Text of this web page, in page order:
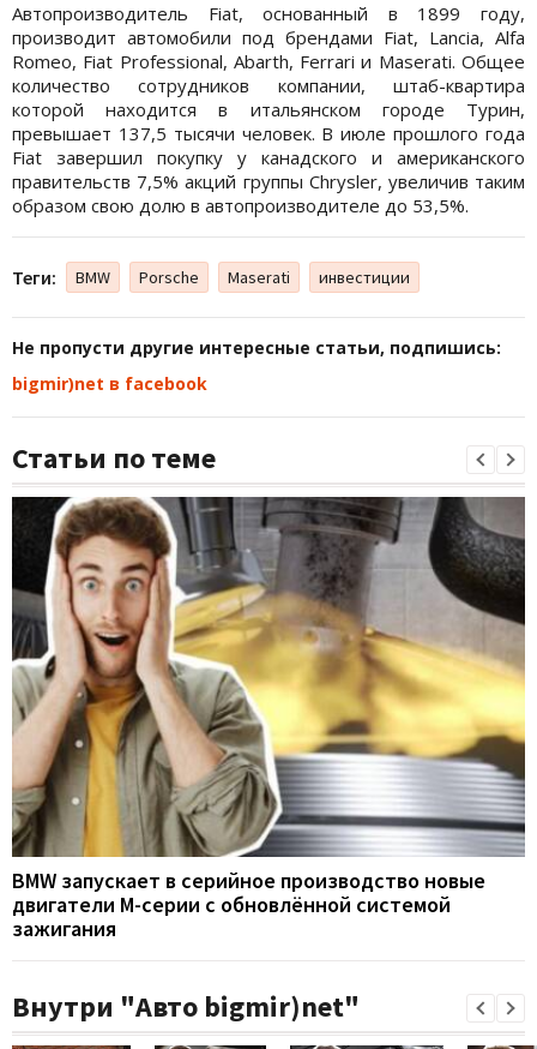
Автопроизводитель Fiat, основанный в 1899 году,
производит автомобили под брендами Fiat, Lancia, Alfa
Romeo, Fiat Professional, Abarth, Ferrari и Maserati. Общее
количество сотрудников компании, штаб-квартира
которой находится в итальянском городе Турин,
превышает 137,5 тысячи человек. В июле прошлого года
Fiat завершил покупку у канадского и американского
правительств 7,5% акций группы Сhrysler, увеличив таким
образом свою долю в автопроизводителе до 53,5%.
Теги: BMW Porsche Maserati инвестиции
Не пропусти другие интересные статьи, подпишись:
bigmir)net в facebook
Статьи по теме
BMW запускает в серийное производство новые
двигатели M-серии с обновлённой системой
зажигания
Внутри "Авто bigmir)net"